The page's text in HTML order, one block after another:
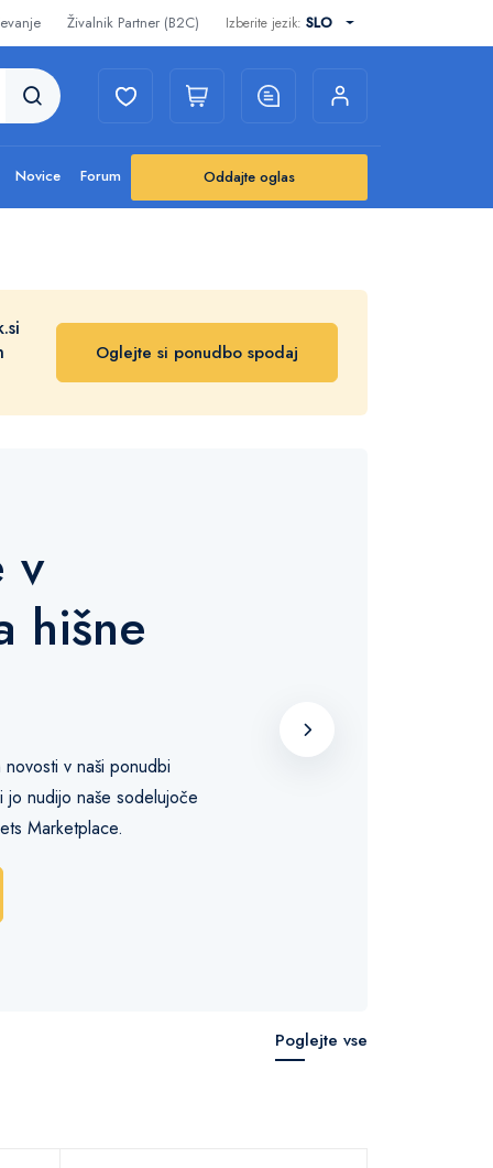
Živalnik Partner (B2C) Izberite jezik: SLO
Novice Forum Oddajte oglas
Oglejte si ponudbo spodaj
v
hišne
v naši ponudbi
jo nudijo naše sodelujoče
Marketplace.
Poglejte vse